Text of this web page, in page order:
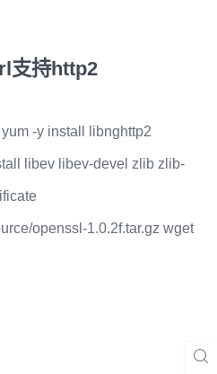
支持http2
-y install libnghttp2
libev libev-devel zlib zlib-
openssl-1.0.2f.tar.gz wget